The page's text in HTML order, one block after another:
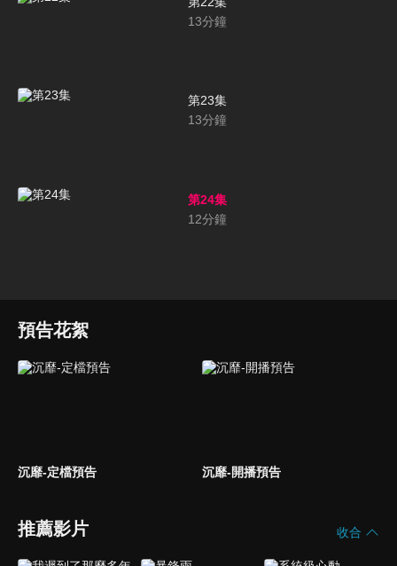
13分鐘
第23集
13分鐘
第24集
12分鐘
預告花絮
沉靡-定檔預告 沉靡-開播預告
推薦影片 收合